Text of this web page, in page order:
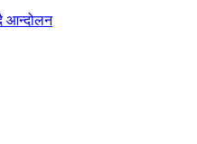
आन्दोलन